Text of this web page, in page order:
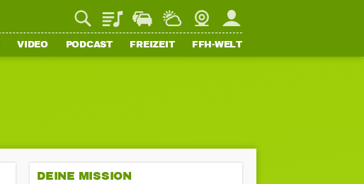
PlaylistStaupilotWetterWebcamMein FFH
VIDEO PODCAST FREIZEIT FFH-WELT
DEINE MISSION